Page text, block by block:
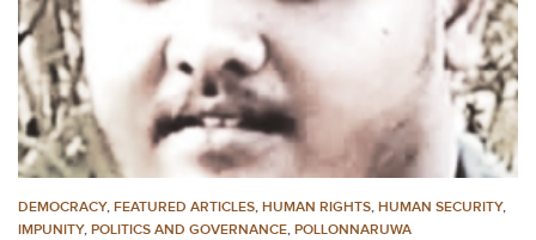
DEMOCRACY, FEATURED ARTICLES, HUMAN RIGHTS, HUMAN SECURITY,
IMPUNITY, POLITICS AND GOVERNANCE, POLLONNARUWA